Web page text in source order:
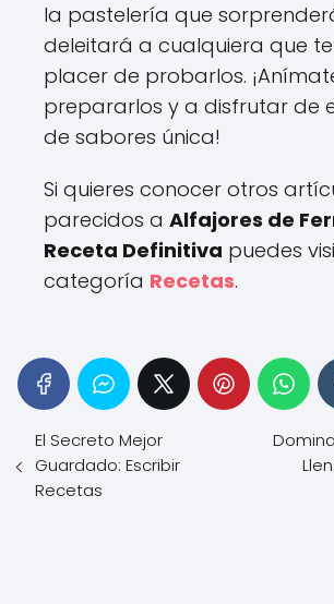
la pastelería que
deleitará a cualquiera que
placer de probarlos.
prepararlos y a disfrutar de
de sabores única!
Si quieres conocer otros
parecidos a Alfajores de
Receta Definitiva puedes
categoría Recetas.
El Secreto Mejor
Guardado: Escribir
Recetas